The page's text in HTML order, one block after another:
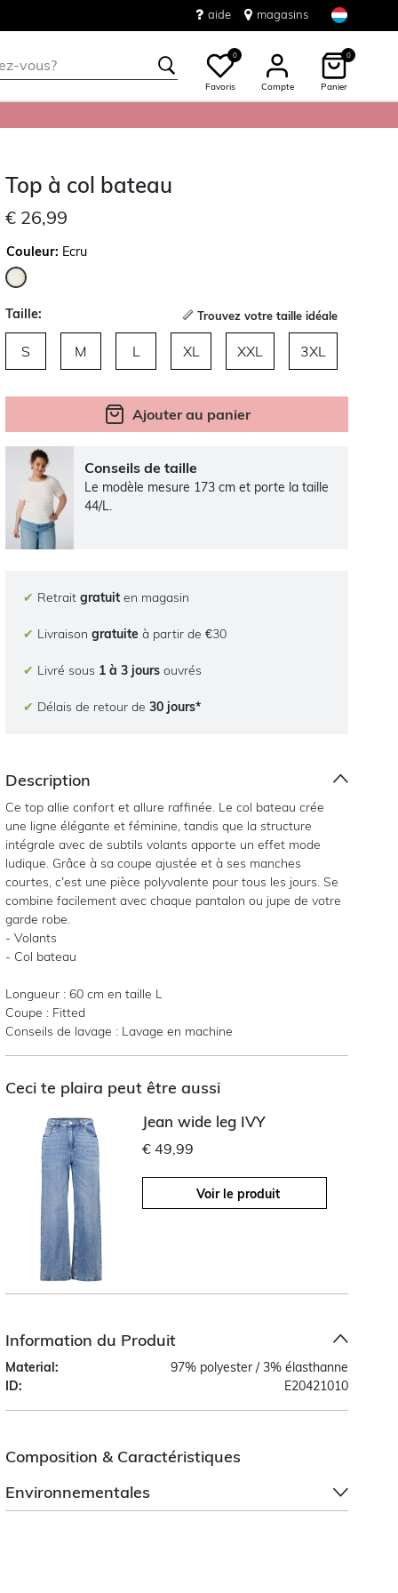
aide magasins
0
Favoris Compte
0
Panier
Top à col bateau
€ 26,99
Couleur: Ecru
Taille: Trouvez votre taille idéale
S M L XL XXL 3XL
Ajouter au panier
Conseils de taille
Le modèle mesure 173 cm et porte la taille
44/L.
✔ Retraitgratuit en magasin
✔ Livraisongratuite à partir de €30
✔ Livré sous 1 à 3 jours ouvrés
✔ Délais de retour de30 jours*
Description
Ce top allie confort et allure raffinée. Le col bateau crée
une ligne élégante et féminine, tandis que la structure
intégrale avec de subtils volants apporte un effet mode
ludique. Grâce à sa coupe ajustée et à ses manches
courtes, c’est une pièce polyvalente pour tous les jours. Se
combine facilement avec chaque pantalon ou jupe de votre
garde robe.
- Volants
- Col bateau
Longueur : 60 cm en taille L
Coupe : Fitted
Conseils de lavage : Lavage en machine
Ceci te plaira peut être aussi
Jean wide leg IVY
€ 49,99
Voir le produit
Information du Produit
Material:
97% polyester / 3% élasthanne
ID:
E20421010
Composition & Caractéristiques
Environnementales